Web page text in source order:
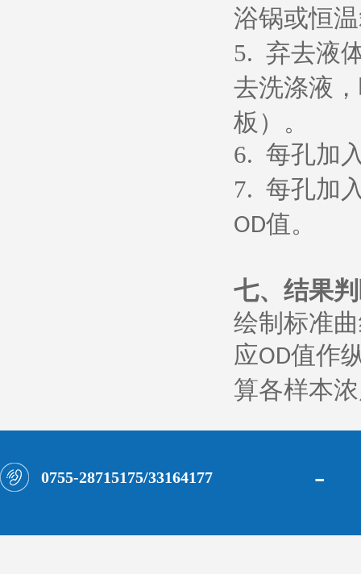
浴锅或恒
5. 弃去液
去洗涤液
板）。
6. 每孔加
7. 每孔加
OD值。
七、 结果
绘制标准
应OD值作
算各样本
0755-28715175/33164177 -